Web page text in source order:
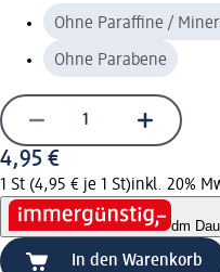
Ohne Paraffine /
Ohne Parabene
4,95 €
1 St (4,95 € je 1 St)inkl. 20%
dm
In den Warenkorb